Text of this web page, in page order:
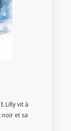
Lilly vit à
noir et sa